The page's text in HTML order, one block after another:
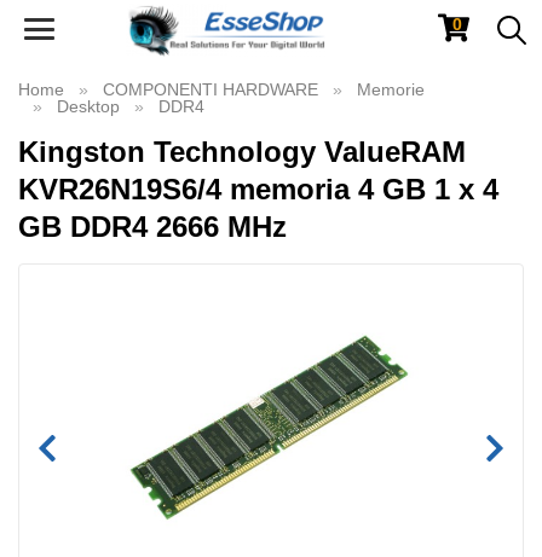
Toggle
0
Home COMPONENTI HARDWARE
Memorie
Desktop
DDR4
Kingston Technology ValueRAM
KVR26N19S6/4 memoria 4 GB 1 x 4
GB DDR4 2666 MHz